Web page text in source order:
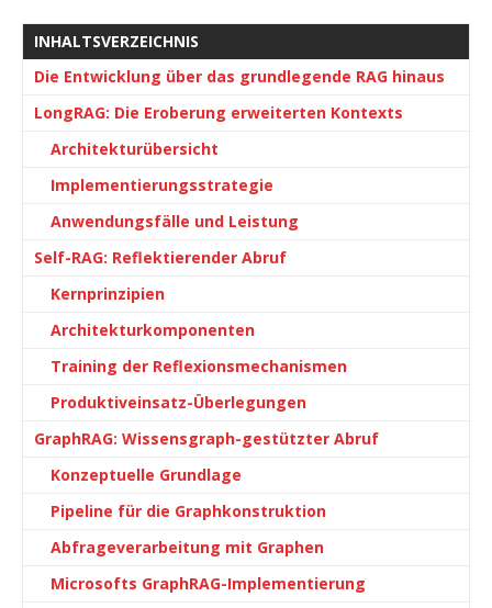
INHALTSVERZEICHNIS
Die Entwicklung über das grundlegende RAG hinaus
LongRAG: Die Eroberung erweiterten Kontexts
Architekturübersicht
Implementierungsstrategie
Anwendungsfälle und Leistung
Self-RAG: Reflektierender Abruf
Kernprinzipien
Architekturkomponenten
Training der Reflexionsmechanismen
Produktiveinsatz-Überlegungen
GraphRAG: Wissensgraph-gestützter Abruf
Konzeptuelle Grundlage
Pipeline für die Graphkonstruktion
Abfrageverarbeitung mit Graphen
Microsofts GraphRAG-Implementierung